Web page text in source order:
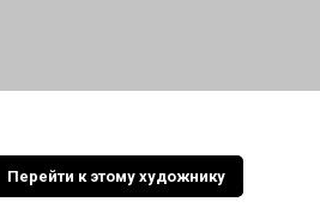
Перейти к этому художнику